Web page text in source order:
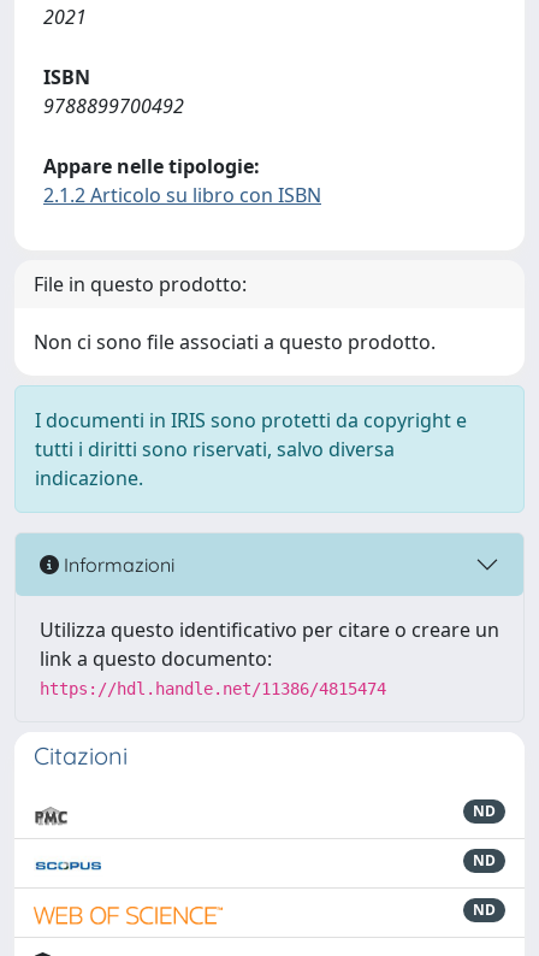
2021
ISBN
9788899700492
Appare nelle tipologie:
2.1.2 Articolo su libro con ISBN
File in questo prodotto:
Non ci sono file associati a questo prodotto.
I documenti in IRIS sono protetti da copyright e
tutti i diritti sono riservati, salvo diversa
indicazione.
Informazioni
Utilizza questo identificativo per citare o creare un
link a questo documento:
https://hdl.handle.net/11386/4815474
Citazioni
ND
ND
ND